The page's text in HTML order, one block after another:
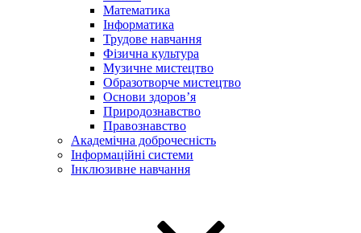
Математика
Інформатика
Трудове навчання
Фізична культура
Музичне мистецтво
Образотворче мистецтво
Основи здоров’я
Природознавство
Правознавство
Академічна доброчесність
Інформаційні системи
Інклюзивне навчання